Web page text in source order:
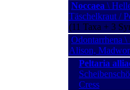
Noccaea \
Täschelkraut /
(11 Taxa + 3
Odontarrhena \
Alison,
Peltaria
Cress